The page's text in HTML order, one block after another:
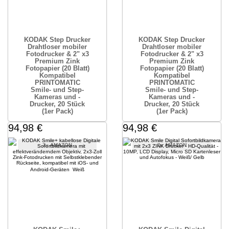
KODAK Step Drucker
Drahtloser mobiler
Fotodrucker & 2" x3
Premium Zink
Fotopapier (20 Blatt)
Kompatibel
PRINTOMATIC
Smile- und Step-
Kameras und -
Drucker, 20 Stück
(1er Pack)
94,98 €
AMAZON
KODAK Step Drucker
Drahtloser mobiler
Fotodrucker & 2" x3
Premium Zink
Fotopapier (20 Blatt)
Kompatibel
PRINTOMATIC
Smile- und Step-
Kameras und -
Drucker, 20 Stück
(1er Pack)
94,98 €
AMAZON